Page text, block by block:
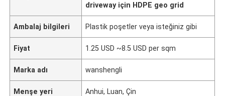
driveway için HDPE geo grid
Ambalaj bilgileri Plastik poşetler veya isteğiniz gibi
Fiyat 1.25 USD ~8.5 USD per sqm
Marka adı wanshengli
Menşe yeri Anhui, Luan, Çin